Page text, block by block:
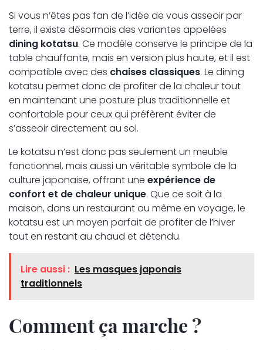
Si vous n’êtes pas fan de l’idée de vous asseoir par
terre, il existe désormais des variantes appelées
dining kotatsu. Ce modèle conserve le principe de la
table chauffante, mais en version plus haute, et il est
compatible avec des chaises classiques. Le dining
kotatsu permet donc de profiter de la chaleur tout
en maintenant une posture plus traditionnelle et
confortable pour ceux qui préfèrent éviter de
s’asseoir directement au sol.
Le kotatsu n’est donc pas seulement un meuble
fonctionnel, mais aussi un véritable symbole de la
culture japonaise, offrant une expérience de
confort et de chaleur unique. Que ce soit à la
maison, dans un restaurant ou même en voyage, le
kotatsu est un moyen parfait de profiter de l’hiver
tout en restant au chaud et détendu.
Lire aussi : Les masques japonais
traditionnels
Comment ça marche ?